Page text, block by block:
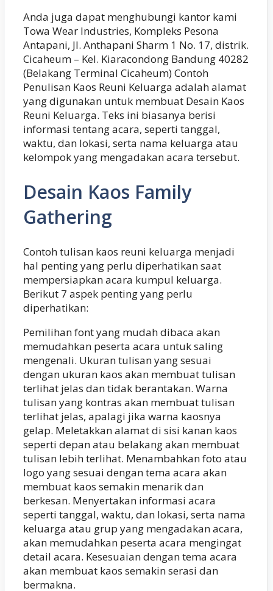
Anda juga dapat menghubungi kantor kami
Towa Wear Industries, Kompleks Pesona
Antapani, Jl. Anthapani Sharm 1 No. 17, distrik.
Cicaheum – Kel. Kiaracondong Bandung 40282
(Belakang Terminal Cicaheum) Contoh
Penulisan Kaos Reuni Keluarga adalah alamat
yang digunakan untuk membuat Desain Kaos
Reuni Keluarga. Teks ini biasanya berisi
informasi tentang acara, seperti tanggal,
waktu, dan lokasi, serta nama keluarga atau
kelompok yang mengadakan acara tersebut.
Desain Kaos Family
Gathering
Contoh tulisan kaos reuni keluarga menjadi
hal penting yang perlu diperhatikan saat
mempersiapkan acara kumpul keluarga.
Berikut 7 aspek penting yang perlu
diperhatikan:
Pemilihan font yang mudah dibaca akan
memudahkan peserta acara untuk saling
mengenali. Ukuran tulisan yang sesuai
dengan ukuran kaos akan membuat tulisan
terlihat jelas dan tidak berantakan. Warna
tulisan yang kontras akan membuat tulisan
terlihat jelas, apalagi jika warna kaosnya
gelap. Meletakkan alamat di sisi kanan kaos
seperti depan atau belakang akan membuat
tulisan lebih terlihat. Menambahkan foto atau
logo yang sesuai dengan tema acara akan
membuat kaos semakin menarik dan
berkesan. Menyertakan informasi acara
seperti tanggal, waktu, dan lokasi, serta nama
keluarga atau grup yang mengadakan acara,
akan memudahkan peserta acara mengingat
detail acara. Kesesuaian dengan tema acara
akan membuat kaos semakin serasi dan
bermakna.